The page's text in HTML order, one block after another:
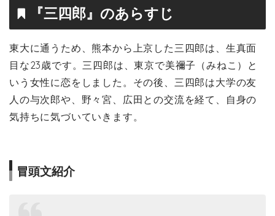
『三四郎』のあらすじ
東大に通うため、熊本から上京した三四郎は、生真面
目な23歳です。三四郎は、東京で美禰子（みねこ）と
いう女性に恋をしました。その後、三四郎は大学の友
人の与次郎や、野々宮、広田との交流を経て、自身の
気持ちに気づいていきます。
冒頭文紹介